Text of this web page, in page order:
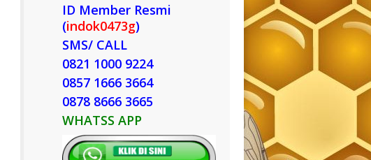
ID Member Resmi
(indok0473g)
SMS/ CALL
0821 1000 9224
0857 1666 3664
0878 8666 3665
WHATSS APP